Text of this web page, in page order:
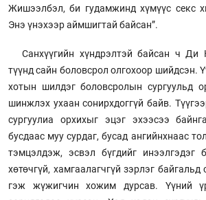
Жишээлбэл, би гудамжинд хүмүүс секс
Энэ үнэхээр аймшигтай байсан”.
Санхүүгийн хүндрэлтэй байсан ч Ди
түүнд сайн боловсрол олгохоор шийдсэн.
хотын шилдэг боловсролын сургуульд
шинжлэх ухаан сонирхдоггүй байв.
сургуулиа орхихыг эцэг эхээсээ
бусдаас муу сурдаг, бусад ангийнхнаас
тэмцэлдэж, эсвэл бүгдийг инээлгэдэг
хөтөчгүй, хамгаалагчгүй зэрлэг
гэж жүжигчин хожим дурсав. Үүний